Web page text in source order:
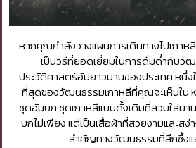
หากคุณกำลังวางแผนการเดินทางไปเกาห
เป็นวิธีที่ยอดเยี่ยมในการดื่มด่ำกับวั
ประวัติศาสตร์อันยาวนานของประเทศ หนึ่
ที่สุดของวัฒนธรรมเกาหลีที่คุณจะเห็นใน
ชุดฮันบก ชุดเกาหลีแบบดั้งเดิมที่สวมใส่ม
บกไม่เพียง แต่เป็นเสื้อผ้าที่สวยงามและสง่
สำคัญทางวัฒนธรรมที่ลึกซึ้งแ